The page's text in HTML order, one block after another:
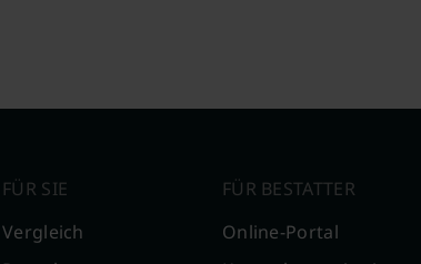
FÜR SIE
Vergleich
FÜR BESTATTER
Online-Portal